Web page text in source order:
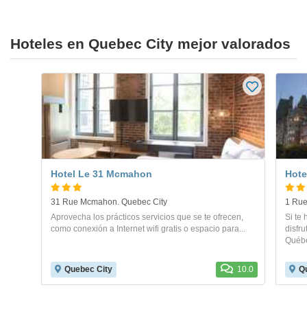
Hoteles en Quebec City mejor valorados
Hotel Le 31 Mcmahon
31 Rue Mcmahon. Quebec City
Aprovecha los prácticos servicios que se te ofrecen,
como conexión a Internet wifi gratis o espacio para...
Quebec City 10.0
1
Si te